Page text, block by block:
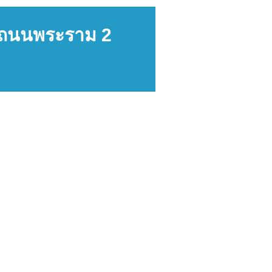
นนพระราม 2